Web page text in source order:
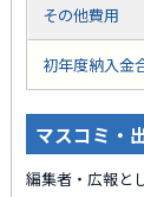
その他費用
初年度納入金
マスコミ・
編集者・広報と